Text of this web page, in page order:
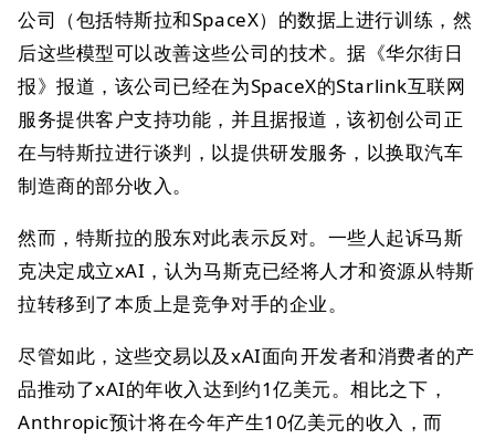
公司（包括特斯拉和SpaceX）的数据上进行训练，然
后这些模型可以改善这些公司的技术。据《华尔街日
报》报道，该公司已经在为SpaceX的Starlink互联网
服务提供客户支持功能，并且据报道，该初创公司正
在与特斯拉进行谈判，以提供研发服务，以换取汽车
制造商的部分收入。
然而，特斯拉的股东对此表示反对。一些人起诉马斯
克决定成立xAI，认为马斯克已经将人才和资源从特斯
拉转移到了本质上是竞争对手的企业。
尽管如此，这些交易以及xAI面向开发者和消费者的产
品推动了xAI的年收入达到约1亿美元。相比之下，
Anthropic预计将在今年产生10亿美元的收入，而